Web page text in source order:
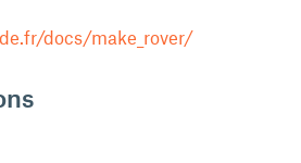
docs/make_rover/